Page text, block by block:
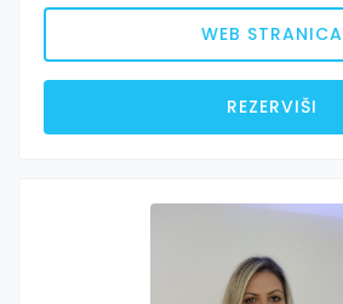
WEB STRANICA
REZERVIŠI